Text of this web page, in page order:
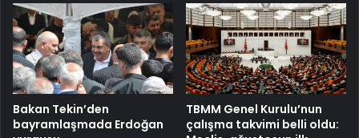
Bakan Tekin’den
bayramlaşmada Erdoğan
TBMM Genel Kurulu’nun
çalışma takvimi belli oldu: